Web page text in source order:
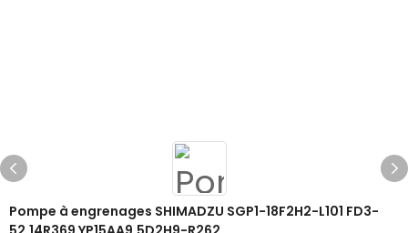
Pompe à engrenages SHIMADZU SGP1-18F2H2-L101 FD3-